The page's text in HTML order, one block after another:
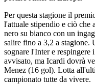
Per questa stagione il
l'attuale stipendio e ciò che
nero su bianco con un
salire fino a 3,2 a stagione.
sognare l'Inter e
avvisato, ma Icardi dovrà
Menez (16 gol). Lotta
campionato tutte da vivere.